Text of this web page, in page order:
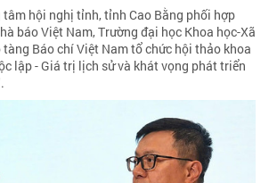
hội nghị tỉnh, tỉnh Cao Bằng phối hợp
báo Việt Nam, Trường đại học Khoa học-Xã
tàng Báo chí Việt Nam tổ chức hội thảo khoa
lập - Giá trị lịch sử và khát vọng phát triển